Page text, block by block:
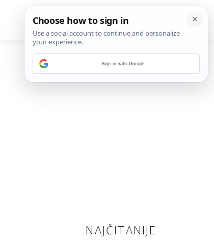
NAJČITANIJE
Sign in with Google